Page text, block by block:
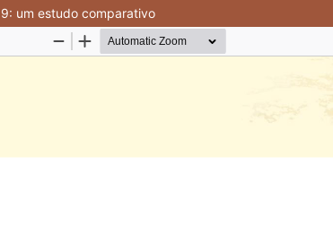
um estudo comparativo